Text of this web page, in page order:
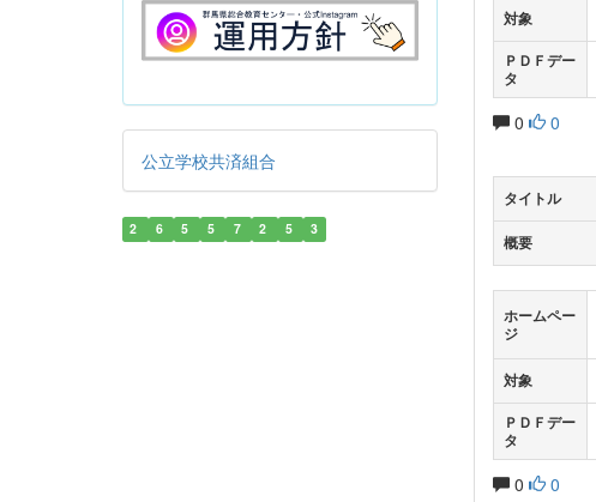
対象
ＰＤＦデー
タ
0 0
タイトル
概要
ホームペー
ジ
対象
ＰＤＦデー
タ
0 0
公立学校共済組合
2 6 5 5 7 2 5 3